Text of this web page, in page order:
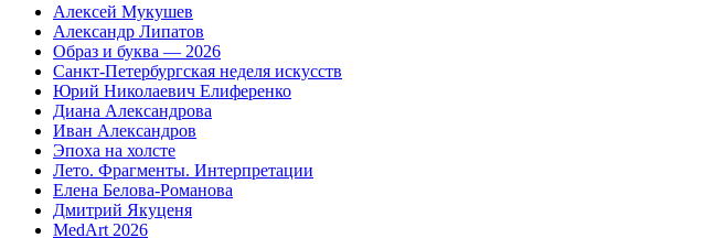
Алексей Мукушев
Александр Липатов
Образ и буква — 2026
Санкт-Петербургская неделя искусств
Юрий Николаевич Елиференко
Диана Александрова
Иван Александров
Эпоха на холсте
Лето. Фрагменты. Интерпретации
Елена Белова-Романова
Дмитрий Якуценя
MedArt 2026